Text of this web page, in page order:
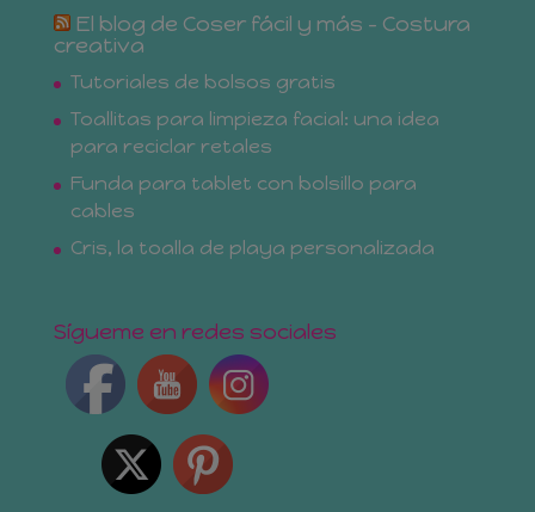
El blog de Coser fácil y más – Costura
creativa
Tutoriales de bolsos gratis
Toallitas para limpieza facial: una idea
para reciclar retales
Funda para tablet con bolsillo para
cables
Cris, la toalla de playa personalizada
Sígueme en redes sociales